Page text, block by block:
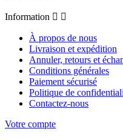
Information  
À propos de nous
Livraison et expédition
Annuler, retours et
Conditions générales
Paiement sécurisé
Politique de
Contactez-nous
Votre compte